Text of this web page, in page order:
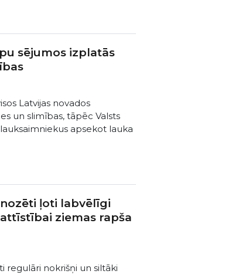
sējumos izplatās
Latvijas novados
un slimības, tāpēc Valsts
apsekot lauka
ļoti labvēlīgi
ziemas rapša
regulāri nokrišņi un siltāki